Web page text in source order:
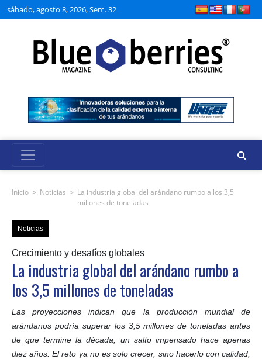
sábado, agosto 8, 2026, Sem. 32
Inicio > Noticias > La industria global del arándano rumbo a los 3,5
millones de toneladas
Noticias
Crecimiento y desafíos globales
La industria global del arándano rumbo a
los 3,5 millones de toneladas
Las proyecciones indican que la producción mundial de
arándanos podría superar los 3,5 millones de toneladas antes
de que termine la década, un salto impensado hace apenas
diez años. El reto ya no es solo crecer, sino hacerlo con calidad,